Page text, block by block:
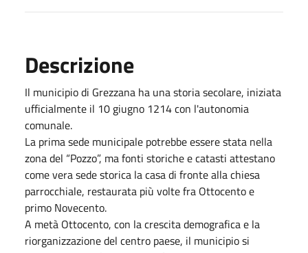
Descrizione
Il municipio di Grezzana ha una storia secolare, iniziata
ufficialmente il 10 giugno 1214 con l'autonomia
comunale.
La prima sede municipale potrebbe essere stata nella
zona del “Pozzo”, ma fonti storiche e catasti attestano
come vera sede storica la casa di fronte alla chiesa
parrocchiale, restaurata più volte fra Ottocento e
primo Novecento.
A metà Ottocento, con la crescita demografica e la
riorganizzazione del centro paese, il municipio si